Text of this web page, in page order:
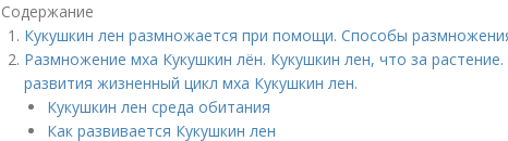
Содержание
Кукушкин лен размножается при помощи. Способы
Размножение мха Кукушкин лён. Кукушкин лен, что за
развития жизненный цикл мха Кукушкин лен.
Кукушкин лен среда обитания
Как развивается Кукушкин лен